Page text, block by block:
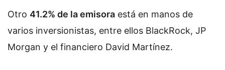
Otro 41.2% de la emisora está en manos de
varios inversionistas, entre ellos BlackRock, JP
Morgan y el financiero David Martínez.